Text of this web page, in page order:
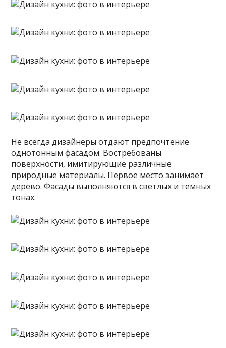
Не всегда дизайнеры отдают предпочтение
однотонным фасадом. Востребованы
поверхности, имитирующие различные
природные материалы. Первое место занимает
дерево. Фасады выполняются в светлых и темных
тонах.